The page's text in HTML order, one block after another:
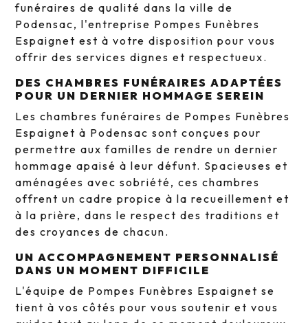
funéraires de qualité dans la ville de
Podensac, l'entreprise Pompes Funèbres
Espaignet est à votre disposition pour vous
offrir des services dignes et respectueux.
DES CHAMBRES FUNÉRAIRES ADAPTÉES
POUR UN DERNIER HOMMAGE SEREIN
Les chambres funéraires de Pompes Funèbres
Espaignet à Podensac sont conçues pour
permettre aux familles de rendre un dernier
hommage apaisé à leur défunt. Spacieuses et
aménagées avec sobriété, ces chambres
offrent un cadre propice à la recueillement et
à la prière, dans le respect des traditions et
des croyances de chacun.
UN ACCOMPAGNEMENT PERSONNALISÉ
DANS UN MOMENT DIFFICILE
L'équipe de Pompes Funèbres Espaignet se
tient à vos côtés pour vous soutenir et vous